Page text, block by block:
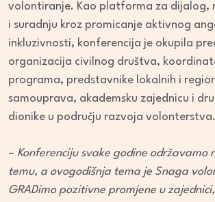
volontiranje. Kao platforma za dijalog,
i suradnju kroz promicanje aktivnog
inkluzivnosti, konferencija je okupila
organizacija civilnog društva,
programa, predstavnike lokalnih i
samouprava, akademsku zajednicu i
dionike u području razvoja volonterstva.
– Konferenciju svake godine održavamo
temu, a ovogodišnja tema je Snaga
GRADimo pozitivne promjene u